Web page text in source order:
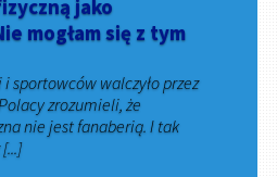
jako
mogłam się z tym
i sportowców walczyło przez
zrozumieli, że
nie jest fanaberią. I tak